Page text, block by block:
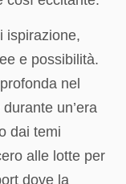
ispirazione,
e possibilità.
nel
un’era
dai temi
alle lotte per
dove la